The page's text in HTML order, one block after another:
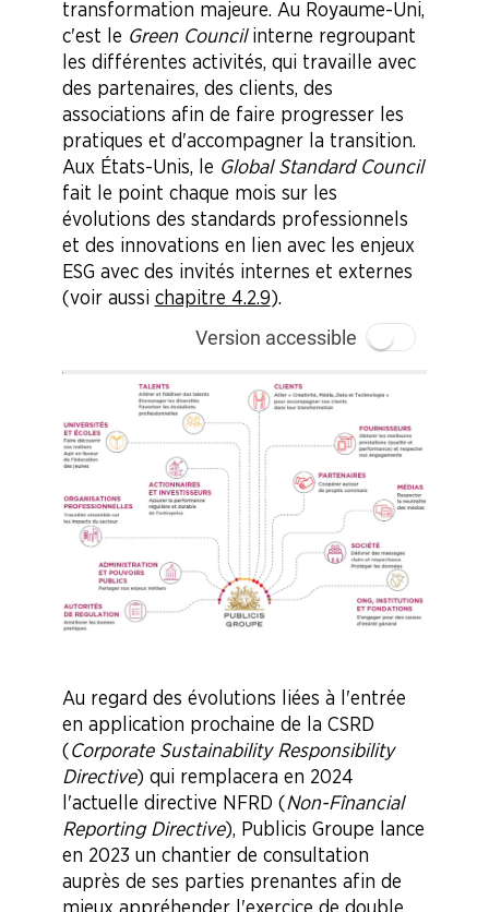
transformation majeure. Au Royaume-Uni,
c'est le Green Councilinterne regroupant
les différentes activités, qui travaille avec
des partenaires, des clients, des
associations afin de faire progresser les
pratiques et d'accompagner la transition.
Aux États-Unis, le Global Standard Council
fait le point chaque mois sur les
évolutions des standards professionnels
et des innovations en lien avec les enjeux
ESG avec des invités internes et externes
(voir aussi chapitre 4.2.9).
Version accessible
Au regard des évolutions liées à l'entrée
en application prochaine de la CSRD
( Corporate Sustainability Responsibility
Directive) qui remplacera en 2024
l'actuelle directive NFRD ( Non-Fînancial
Reporting Directive), Publicis Groupe lance
en 2023 un chantier de consultation
auprès de ses parties prenantes afin de